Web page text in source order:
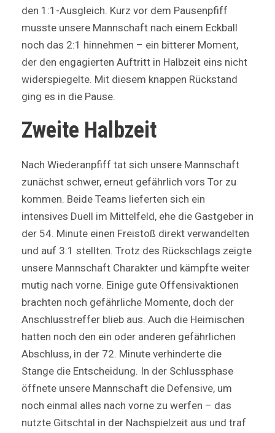
den 1:1-Ausgleich. Kurz vor dem Pausenpfiff
musste unsere Mannschaft nach einem Eckball
noch das 2:1 hinnehmen – ein bitterer Moment,
der den engagierten Auftritt in Halbzeit eins nicht
widerspiegelte. Mit diesem knappen Rückstand
ging es in die Pause.
Zweite Halbzeit
Nach Wiederanpfiff tat sich unsere Mannschaft
zunächst schwer, erneut gefährlich vors Tor zu
kommen. Beide Teams lieferten sich ein
intensives Duell im Mittelfeld, ehe die Gastgeber in
der 54. Minute einen Freistoß direkt verwandelten
und auf 3:1 stellten. Trotz des Rückschlags zeigte
unsere Mannschaft Charakter und kämpfte weiter
mutig nach vorne. Einige gute Offensivaktionen
brachten noch gefährliche Momente, doch der
Anschlusstreffer blieb aus. Auch die Heimischen
hatten noch den ein oder anderen gefährlichen
Abschluss, in der 72. Minute verhinderte die
Stange die Entscheidung. In der Schlussphase
öffnete unsere Mannschaft die Defensive, um
noch einmal alles nach vorne zu werfen – das
nutzte Gitschtal in der Nachspielzeit aus und traf